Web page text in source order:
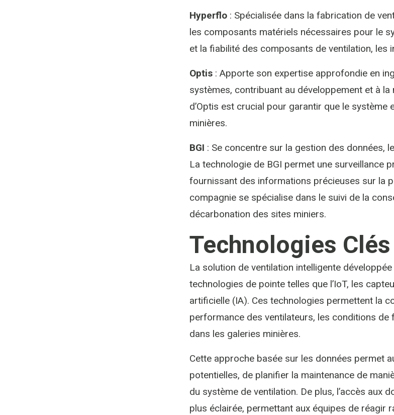
Hyperflo : Spécialisée dans la fabrication de
les composants matériels nécessaires pour le
et la fiabilité des composants de ventilation,
Optis : Apporte son expertise approfondie en
systèmes, contribuant au développement et à
d’Optis est crucial pour garantir que le
minières.
BGI : Se concentre sur la gestion des données,
La technologie de BGI permet une surveillance
fournissant des informations précieuses sur la
compagnie se spécialise dans le suivi de la
décarbonation des sites miniers.
Technologies
La solution de ventilation intelligente
technologies de pointe telles que l’IoT, les
artificielle (IA). Ces technologies permettent la
performance des ventilateurs, les conditions
dans les galeries minières.
Cette approche basée sur les données permet
potentielles, de planifier la maintenance de
du système de ventilation. De plus, l’accès aux
plus éclairée, permettant aux équipes de réagir